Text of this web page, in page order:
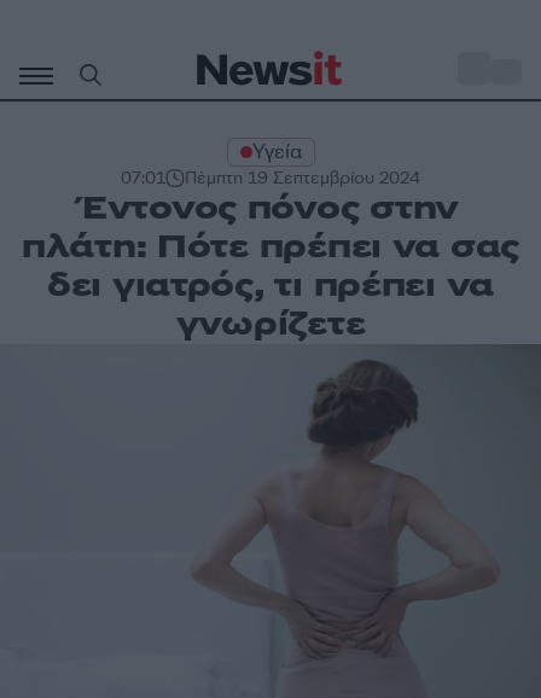
περιεχόμενο
Υγεία
07:01 Πέμπτη 19 Σεπτεμβρίου 2024
Έντονος πόνος στην
πλάτη: Πότε πρέπει να σας
δει γιατρός, τι πρέπει να
γνωρίζετε